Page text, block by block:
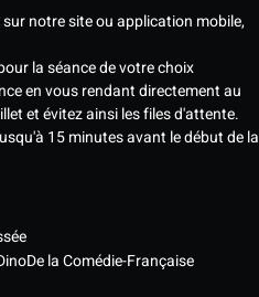
notre site ou application mobile,
la séance de votre choix
en vous rendant directement au
et évitez ainsi les files d'attente.
15 minutes avant le début de la
De la Comédie-Française